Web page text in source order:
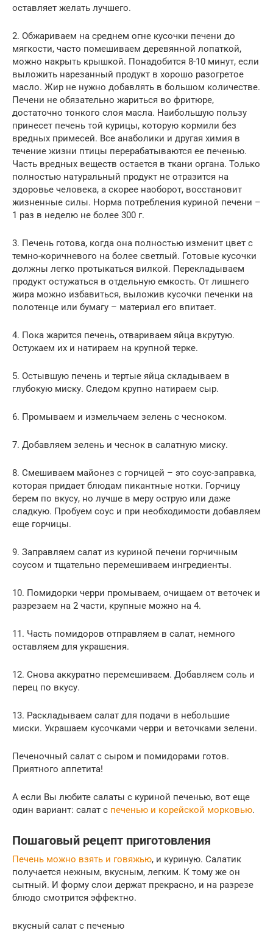
оставляет желать лучшего.
2. Обжариваем на среднем огне кусочки печени до
мягкости, часто помешиваем деревянной лопаткой,
можно накрыть крышкой. Понадобится 8-10 минут, если
выложить нарезанный продукт в хорошо разогретое
масло. Жир не нужно добавлять в большом количестве.
Печени не обязательно жариться во фритюре,
достаточно тонкого слоя масла. Наибольшую пользу
принесет печень той курицы, которую кормили без
вредных примесей. Все анаболики и другая химия в
течение жизни птицы перерабатываются ее печенью.
Часть вредных веществ остается в ткани органа. Только
полностью натуральный продукт не отразится на
здоровье человека, а скорее наоборот, восстановит
жизненные силы. Норма потребления куриной печени –
1 раз в неделю не более 300 г.
3. Печень готова, когда она полностью изменит цвет с
темно-коричневого на более светлый. Готовые кусочки
должны легко протыкаться вилкой. Перекладываем
продукт остужаться в отдельную емкость. От лишнего
жира можно избавиться, выложив кусочки печенки на
полотенце или бумагу – материал его впитает.
4. Пока жарится печень, отвариваем яйца вкрутую.
Остужаем их и натираем на крупной терке.
5. Остывшую печень и тертые яйца складываем в
глубокую миску. Следом крупно натираем сыр.
6. Промываем и измельчаем зелень с чесноком.
7. Добавляем зелень и чеснок в салатную миску.
8. Смешиваем майонез с горчицей – это соус-заправка,
которая придает блюдам пикантные нотки. Горчицу
берем по вкусу, но лучше в меру острую или даже
сладкую. Пробуем соус и при необходимости добавляем
еще горчицы.
9. Заправляем салат из куриной печени горчичным
соусом и тщательно перемешиваем ингредиенты.
10. Помидорки черри промываем, очищаем от веточек и
разрезаем на 2 части, крупные можно на 4.
11. Часть помидоров отправляем в салат, немного
оставляем для украшения.
12. Снова аккуратно перемешиваем. Добавляем соль и
перец по вкусу.
13. Раскладываем салат для подачи в небольшие
миски. Украшаем кусочками черри и веточками зелени.
Печеночный салат с сыром и помидорами готов.
Приятного аппетита!
А если Вы любите салаты с куриной печенью, вот еще
один вариант: салат с печенью и корейской морковью.
Пошаговый рецепт приготовления
Печень можно взять и говяжью, и куриную. Салатик
получается нежным, вкусным, легким. К тому же он
сытный. И форму слои держат прекрасно, и на разрезе
блюдо смотрится эффектно.
вкусный салат с печенью